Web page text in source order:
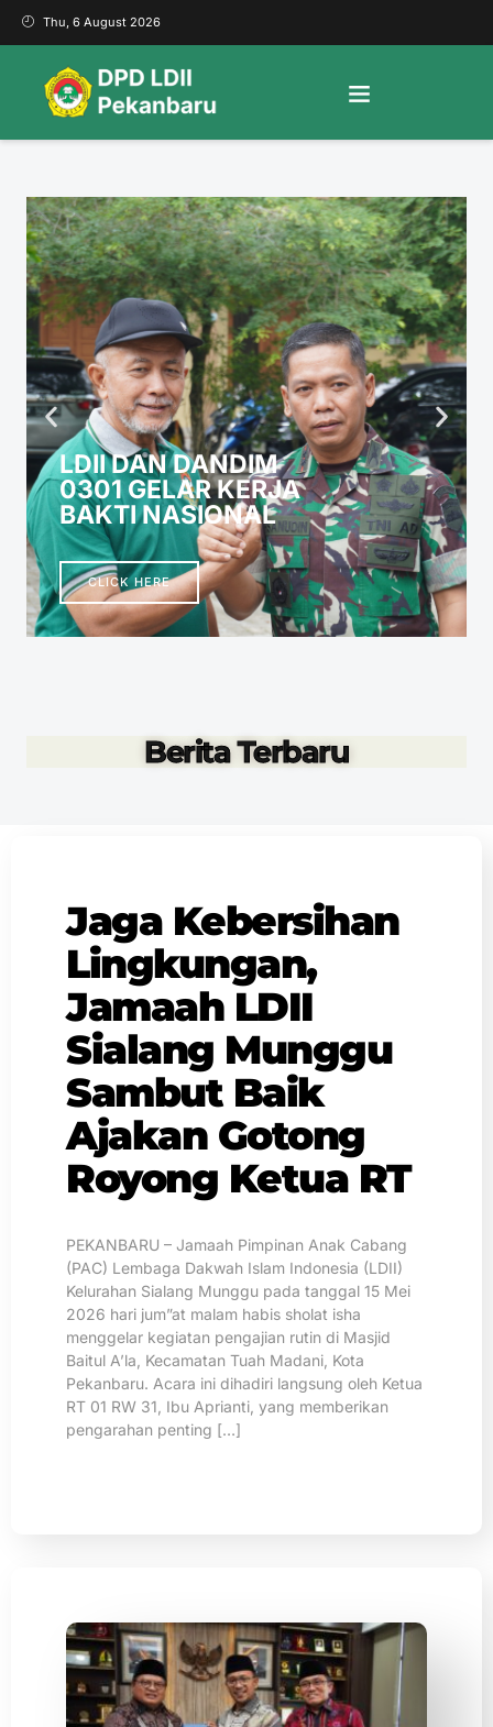
Thu, 6 August 2026
LDII DAN DANDIM
0301 GELAR KERJA
BAKTI NASIONAL
CLICK HERE
Berita Terbaru
Jaga Kebersihan
Lingkungan,
Jamaah LDII
Sialang Munggu
Sambut Baik
Ajakan Gotong
Royong Ketua RT
PEKANBARU – Jamaah Pimpinan Anak Cabang
(PAC) Lembaga Dakwah Islam Indonesia (LDII)
Kelurahan Sialang Munggu pada tanggal 15 Mei
2026 hari jum”at malam habis sholat isha
menggelar kegiatan pengajian rutin di Masjid
Baitul A’la, Kecamatan Tuah Madani, Kota
Pekanbaru. Acara ini dihadiri langsung oleh Ketua
RT 01 RW 31, Ibu Aprianti, yang memberikan
pengarahan penting […]